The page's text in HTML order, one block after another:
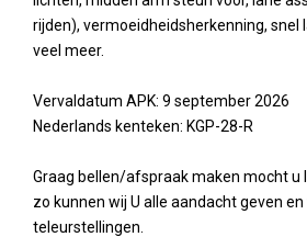
rijden), vermoeidheidsherkenning, snel
veel meer.
Vervaldatum APK: 9 september 2026
Nederlands kenteken: KGP-28-R
Graag bellen/afspraak maken mocht u
zo kunnen wij U alle aandacht geven
teleurstellingen.